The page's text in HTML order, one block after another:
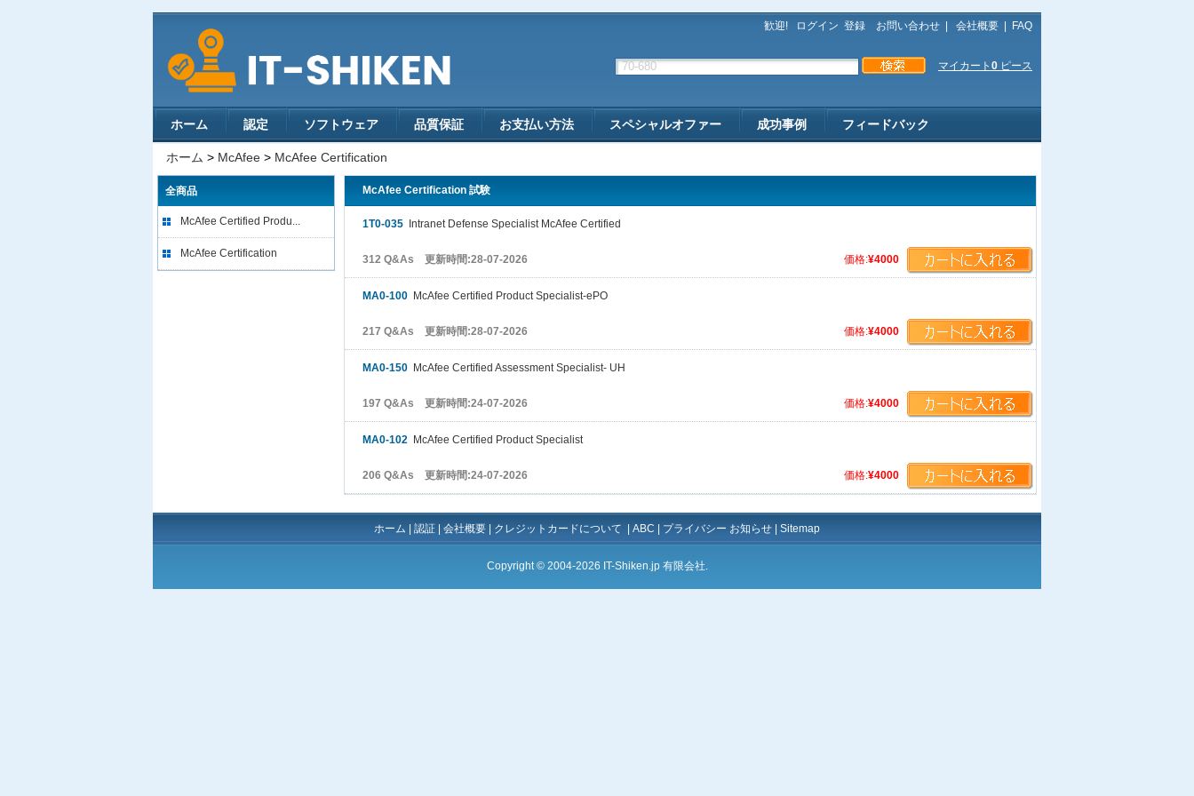
歓迎! ログイン 登録 お問い合わせ 会社概要 FAQ
マイカート 0 ピース
ホーム 認定 ソフトウェア 品質保証 お支払い方法 スペシャルオファー 成功事例 フィードバック
ホーム > McAfee > McAfee Certification
全商品
McAfee Certified Produ...
McAfee Certification
McAfee Certification 試験
1T0-035 Intranet Defense Specialist McAfee Certified
価格:¥4000
312 Q&As 更新時間:28-07-2026
MA0-100 McAfee Certified Product Specialist-ePO
価格:¥4000
217 Q&As 更新時間:28-07-2026
MA0-150 McAfee Certified Assessment Specialist- UH
価格:¥4000
197 Q&As 更新時間:24-07-2026
MA0-102 McAfee Certified Product Specialist
価格:¥4000
206 Q&As 更新時間:24-07-2026
ホーム 認証 会社概要 クレジットカードについて ABC プライバシー お知らせ Sitemap
Copyright © 2004-2026 IT-Shiken.jp 有限会社.